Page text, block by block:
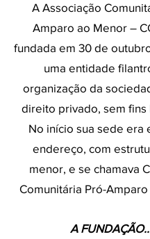
A Associação
Amparo ao Menor –
fundada em 30 de
uma entidade
organização da
direito privado, sem fins
No início sua sede era
endereço, com
menor, e se chamava
Comunitária Pró-
A